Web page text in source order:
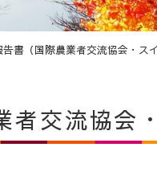
書（国際農業者交流協会・スイ
交流協会